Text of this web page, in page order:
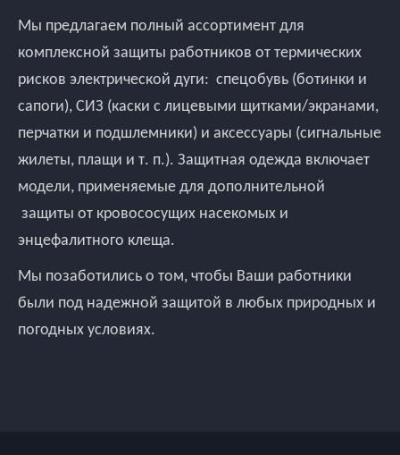
Мы предлагаем полный ассортимент для
комплексной защиты работников от термических
рисков электрической дуги: спецобувь (ботинки и
сапоги), СИЗ (каски с лицевыми щитками/экранами,
перчатки и подшлемники) и аксессуары (сигнальные
жилеты, плащи и т. п.). Защитная одежда включает
модели, применяемые для дополнительной
защиты от кровососущих насекомых и
энцефалитного клеща.
Мы позаботились о том, чтобы Ваши работники
были под надежной защитой в любых природных и
погодных условиях.